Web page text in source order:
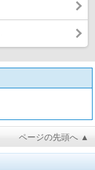
ページの先頭へ ▲